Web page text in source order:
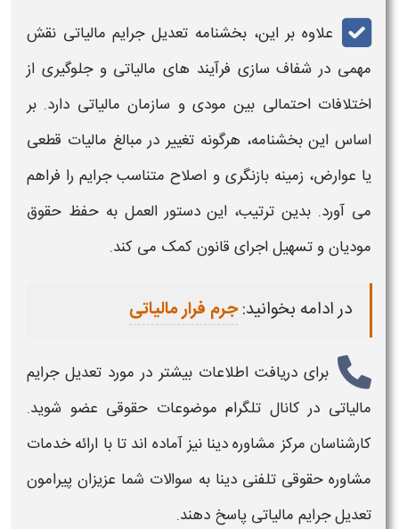
علاوه بر این، بخشنامه تعدیل جرایم مالیاتی نقش
مهمی در شفاف‌ سازی فرآیند های مالیاتیو جلوگیری از
اختلافات احتمالی بین مودی و سازمان مالیاتی دارد. بر
اساس این بخشنامه، هرگونه تغییر در مبالغ مالیات قطعی
یا عوارض، زمینه بازنگری و اصلاح متناسب جرایم را فراهم
می‌ آورد. بدین ترتیب، این دستور العمل به حفظ حقوق
مودیان و تسهیل اجرای قانون کمک می‌ کند.
در ادامه بخوانید:جرم فرار مالیاتی
برای دریافت اطلاعات بیشتر در مورد تعدیل جرایم
مالیاتی​ در کانال تلگرام موضوعات حقوقی عضو شوید.
کارشناسان مرکز مشاوره دینا نیز آماده اند تا با ارائه خدمات
مشاوره حقوقی تلفنی دینا به سوالات شما عزیزان پیرامون
تعدیل جرایم مالیاتی​ پاسخ دهند.